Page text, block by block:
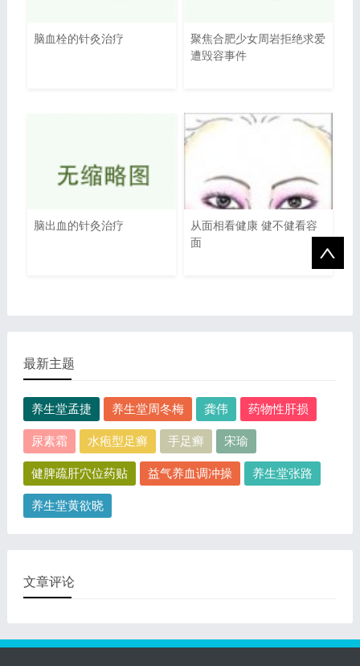
脑血栓的针灸治疗
聚焦合肥少女周岩拒绝求爱
遭毁容事件
脑出血的针灸治疗
从面相看健康 健不健看容
面
最新主题
养生堂孟捷 养生堂周冬梅 龚伟 药物性肝损
尿素霜 水疱型足癣 手足癣 宋瑜
健脾疏肝穴位药贴 益气养血调冲操 养生堂张路
养生堂黄欲晓
文章评论